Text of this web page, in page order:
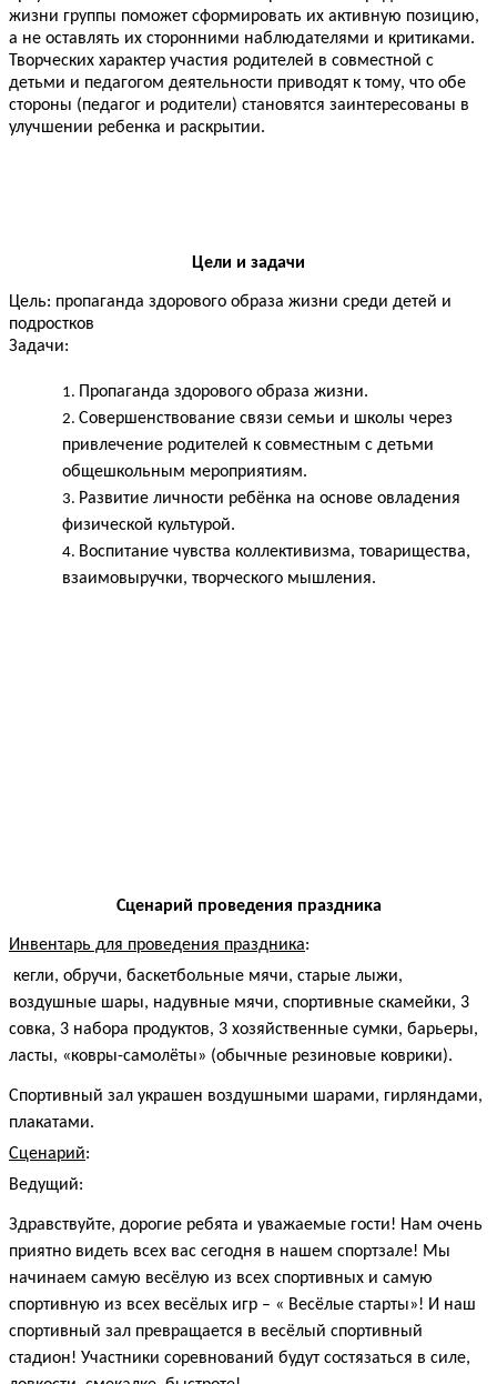
жизни группы поможет сформировать их активную позицию,
а не оставлять их сторонними наблюдателями и критиками.
Творческих характер участия родителей в совместной с
детьми и педагогом деятельности приводят к тому, что обе
стороны (педагог и родители) становятся заинтересованы в
улучшении ребенка и раскрытии.
Цели и задачи
Цель: пропаганда здорового образа жизни среди детей и
подростков
Задачи:
Пропаганда здорового образа жизни.
Совершенствование связи семьи и школы через
привлечение родителей к совместным с детьми
общешкольным мероприятиям.
Развитие личности ребёнка на основе овладения
физической культурой.
Воспитание чувства коллективизма, товарищества,
взаимовыручки, творческого мышления.
Сценарий проведения праздника
Инвентарь для проведения праздника:
кегли, обручи, баскетбольные мячи, старые лыжи,
воздушные шары, надувные мячи, спортивные скамейки, 3
совка, 3 набора продуктов, 3 хозяйственные сумки, барьеры,
ласты, «ковры-самолёты» (обычные резиновые коврики).
Спортивный зал украшен воздушными шарами, гирляндами,
плакатами.
Сценарий:
Ведущий:
Здравствуйте, дорогие ребята и уважаемые гости! Нам очень
приятно видеть всех вас сегодня в нашем спортзале! Мы
начинаем самую весёлую из всех спортивных и самую
спортивную из всех весёлых игр – « Весёлые старты»! И наш
спортивный зал превращается в весёлый спортивный
стадион! Участники соревнований будут состязаться в силе,